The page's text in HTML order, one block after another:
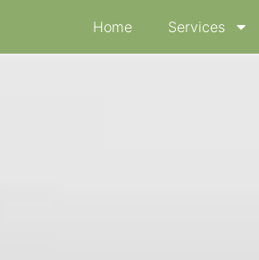
Home Services